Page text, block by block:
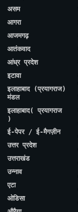
असम
आगरा
आजमगढ़
आतंकवाद
आंध्र प्रदेश
इटावा
इलाहाबाद (प्रयागराज)
मंडल
इलाहाबाद( प्रयागराज
)
ई-पेपर / ई-मैगज़ीन
उत्तर प्रदेश
उत्तराखंड
उन्नाव
एटा
ओडिसा